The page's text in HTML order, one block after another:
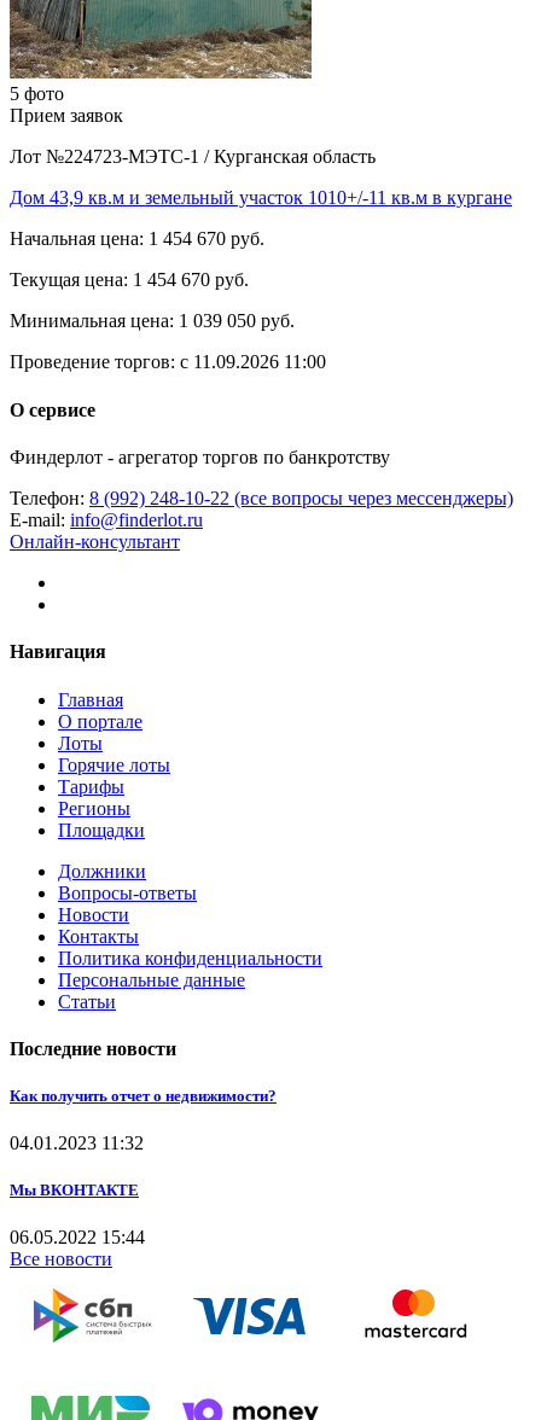
5 фото
Прием заявок
Лот №224723-МЭТС-1 / Курганская область
Дом 43,9 кв.м и земельный участок 1010+/-11 кв.м в кургане
Начальная цена: 1 454 670 руб.
Текущая цена: 1 454 670 руб.
Минимальная цена: 1 039 050 руб.
Проведение торгов: с 11.09.2026 11:00
О сервисе
Финдерлот - агрегатор торгов по банкротству
Телефон: 8 (992) 248-10-22 (все вопросы через мессенджеры)
E-mail: info@finderlot.ru
Онлайн-консультант
Навигация
Главная
О портале
Лоты
Горячие лоты
Тарифы
Регионы
Площадки
Должники
Вопросы-ответы
Новости
Контакты
Политика конфиденциальности
Персональные данные
Статьи
Последние новости
Как получить отчет о недвижимости?
04.01.2023 11:32
Мы ВКОНТАКТЕ
06.05.2022 15:44
Все новости